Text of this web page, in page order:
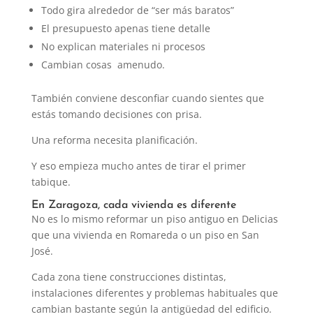
Todo gira alrededor de “ser más baratos”
El presupuesto apenas tiene detalle
No explican materiales ni procesos
Cambian cosas amenudo.
También conviene desconfiar cuando sientes que
estás tomando decisiones con prisa.
Una reforma necesita planificación.
Y eso empieza mucho antes de tirar el primer
tabique.
En Zaragoza, cada vivienda es diferente
No es lo mismo reformar un piso antiguo en Delicias
que una vivienda en Romareda o un piso en San
José.
Cada zona tiene construcciones distintas,
instalaciones diferentes y problemas habituales que
cambian bastante según la antigüedad del edificio.